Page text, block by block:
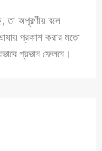
তা অপূরণীয় বলে
প্রকাশ করার মতো
প্রভাব ফেলবে।